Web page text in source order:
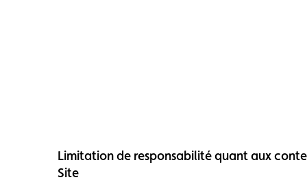
Limitation de responsabilité quant aux
Site